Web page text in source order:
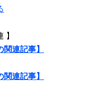
】
連記事】
連記事】